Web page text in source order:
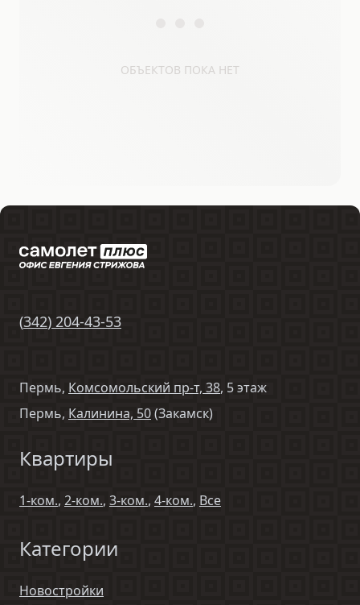
ОБЪЕКТОВ ПОКА НЕТ
(342) 204-43-53
Пермь, Комсомольский пр-т, 38, 5 этаж
Пермь, Калинина, 50(Закамск)
Квартиры
1-ком., 2-ком., 3-ком., 4-ком., Все
Категории
Новостройки